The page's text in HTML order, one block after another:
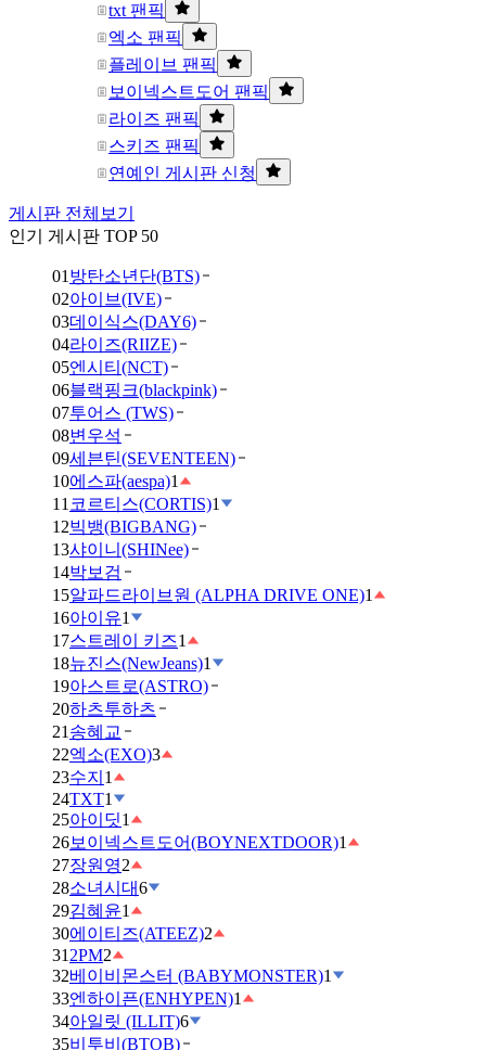
txt 팬픽
엑소 팬픽
플레이브 팬픽
보이넥스트도어 팬픽
라이즈 팬픽
스키즈 팬픽
연예인 게시판 신청
게시판 전체보기
인기 게시판 TOP 50
01 방탄소년단(BTS)
02아이브(IVE)
03데이식스(DAY6)
04라이즈(RIIZE)
05엔시티(NCT)
06블랙핑크(blackpink)
07투어스 (TWS)
08변우석
09세븐틴(SEVENTEEN)
10에스파(aespa)1
11 코르티스(CORTIS)1
12빅뱅(BIGBANG)
13샤이니(SHINee)
14박보검
15알파드라이브원 (ALPHA DRIVE ONE)1
16아이유1
17스트레이 키즈1
18뉴진스(NewJeans)1
19아스트로(ASTRO)
20하츠투하츠
21 송혜교
22엑소(EXO)3
23수지 1
24TXT1
25아이딧1
26보이넥스트도어(BOYNEXTDOOR)1
27장원영2
28소녀시대6
29김혜윤1
30에이티즈(ATEEZ)2
31 2PM2
32베이비몬스터 (BABYMONSTER)1
33엔하이픈(ENHYPEN)1
34아일릿 (ILLIT)6
35비투비(BTOB)